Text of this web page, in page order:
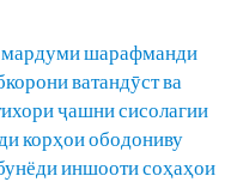
мардуми шарафманди
ватандӯст ва
ҷашни сисолагии
корҳои ободониву
иншооти соҳаҳои